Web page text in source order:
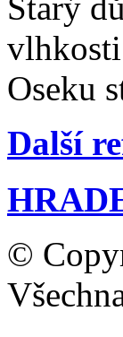
Starý
vlhkosti
Oseku
Další
©